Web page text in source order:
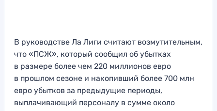
В руководстве Ла Лиги считают возмутительным,
что «ПСЖ», который сообщил об убытках
в размере более чем 220 миллионов евро
в прошлом сезоне и накопивший более 700 млн
евро убытков за предыдущие периоды,
выплачивающий персоналу в сумме около